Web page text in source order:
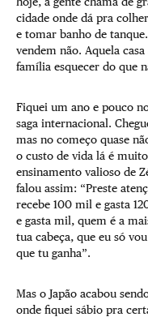
cidade onde dá pra
e tomar banho de
vendem não. Aquela
família esquecer do que
Fiquei um ano e pouco
saga internacional.
mas no começo quase
o custo de vida lá é
ensinamento valioso de
falou assim: “Preste
recebe 100 mil e gasta
e gasta mil, quem é a
tua cabeça, que eu só
que tu ganha”.
Mas o Japão acabou
onde fiquei sábio pra